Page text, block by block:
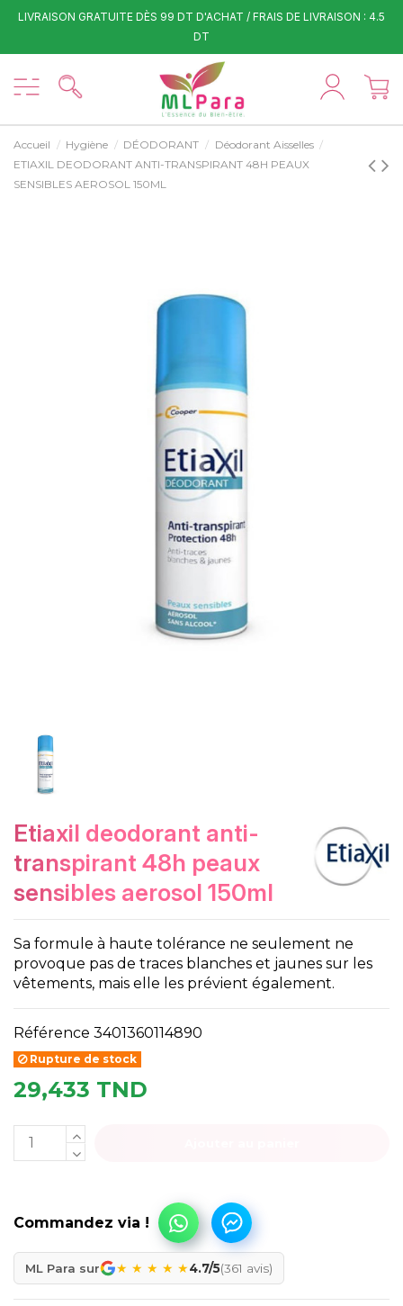
LIVRAISON GRATUITE DÈS 99 DT D'ACHAT / FRAIS DE LIVRAISON : 4.5
DT
Accueil Hygiène DÉODORANT
Déodorant Aisselles
ETIAXIL DEODORANT ANTI-TRANSPIRANT 48H PEAUX
SENSIBLES AEROSOL 150ML
etiaxil deodorant anti-
transpirant 48h peaux
sensibles aerosol 150ml
Sa formule à haute tolérance ne seulement ne
provoque pas de traces blanches et jaunes sur les
vêtements, mais elle les prévient également.
Référence 3401360114890
Rupture de stock
29,433 TND
ML Para sur ★ ★ ★ ★ ★4.7/5(361 avis)